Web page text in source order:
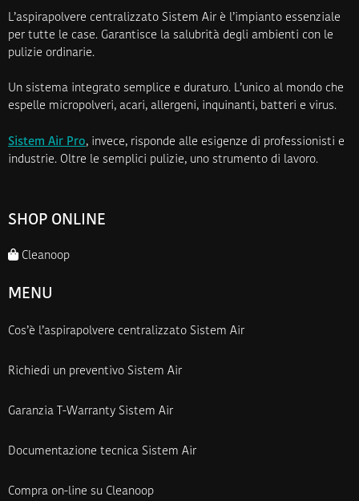
L’aspirapolvere centralizzato Sistem Air è l’impianto essenziale
per tutte le case. Garantisce la salubrità degli ambienti con le
pulizie ordinarie.
Un sistema integrato semplice e duraturo. L’unico al mondo che
espelle micropolveri, acari, allergeni, inquinanti, batteri e virus.
Sistem Air Pro, invece, risponde alle esigenze di professionisti e
industrie. Oltre le semplici pulizie, uno strumento di lavoro.
SHOP ONLINE
Cleanoop
MENU
Cos’è l’aspirapolvere centralizzato Sistem Air
Richiedi un preventivo Sistem Air
Garanzia T-Warranty Sistem Air
Documentazione tecnica Sistem Air
Compra on-line su Cleanoop